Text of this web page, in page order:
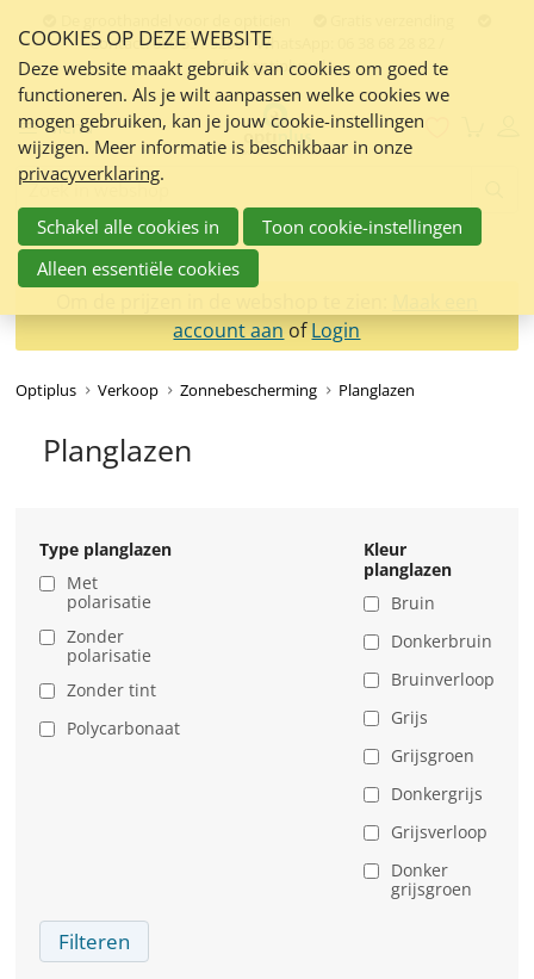
links
over
Spring
naar
de
inhoud
Spring
naar
navigatie
Contact:050 551 5200 / WhatsApp: 06 38 68 28 82 /
info@optiplus.nl
Menu
Zoeken:
account aan ofLogin
Optiplus Verkoop Zonnebescherming Planglazen
Planglazen
Type planglazen
Met
polarisatie
Zonder
polarisatie
Zonder tint
Polycarbonaat
Kleur
planglazen
Bruin
Donkerbruin
Bruinverloop
Grijs
Grijsgroen
Donkergrijs
Grijsverloop
Donker
grijsgroen
Filteren
COOKIES OP DEZE WEBSITE
Deze website maakt gebruik van cookies om goed te
functioneren. Als je wilt aanpassen welke cookies we
mogen gebruiken, kan je jouw cookie-instellingen
wijzigen. Meer informatie is beschikbaar in onze
privacyverklaring.
Schakel alle cookies in
Toon cookie-instellingen
Alleen essentiële cookies